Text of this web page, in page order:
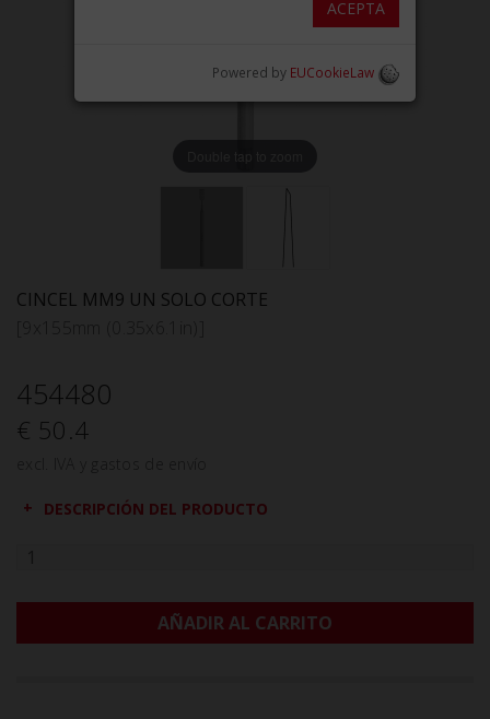
CINCEL MM9 UN SOLO CORTE
454480
€ 50.4
DESCRIPCIÓN DEL PRODUCTO
AÑADIR AL CARRITO
ACEPTA
Powered by EUCookieLaw